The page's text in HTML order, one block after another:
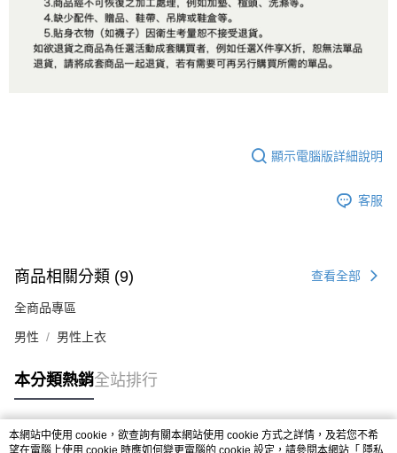
顯示電腦版詳細說明
客服
商品相關分類 (9) 查看全部
全商品專區
男性 男性上衣
本分類熱銷全站排行
熱門標籤
本網站中使用 cookie，欲查詢有關本網站使用 cookie 方式之詳情，及若您不希
望在電腦上使用 cookie 時應如何變更電腦的 cookie 設定，請參閱本網站「 隱私